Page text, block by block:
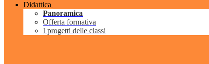
Didattica
Panoramica
Offerta formativa
I progetti delle classi